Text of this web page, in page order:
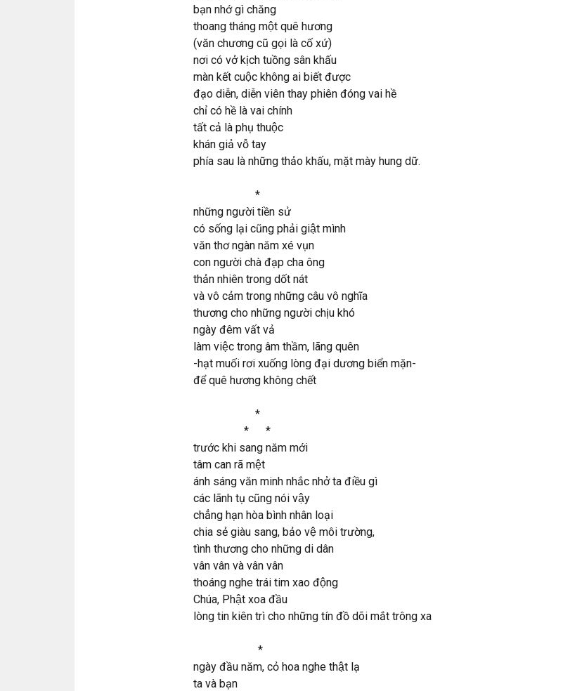
bạn nhớ gì chăng
thoang tháng một quê hương
(văn chương cũ gọi là cố xứ)
nơi có vở kịch tuồng sân khấu
màn kết cuộc không ai biết được
đạo diễn, diễn viên thay phiên đóng vai hề
chỉ có hề là vai chính
tất cả là phụ thuộc
khán giả vỗ tay
phía sau là những thảo khấu, mặt mày hung dữ.
*
những người tiền sử
có sống lại cũng phải giật mình
văn thơ ngàn năm xé vụn
con người chà đạp cha ông
thản nhiên trong dốt nát
và vô cảm trong những câu vô nghĩa
thương cho những người chịu khó
ngày đêm vất vả
làm việc trong âm thầm, lãng quên
-hạt muối rơi xuống lòng đại dương biển mặn-
để quê hương không chết
*
* *
trước khi sang năm mới
tâm can rã mệt
ánh sáng văn minh nhắc nhở ta điều gì
các lãnh tụ cũng nói vậy
chẳng hạn hòa bình nhân loại
chia sẻ giàu sang, bảo vệ môi trường,
tình thương cho những di dân
vân vân và vân vân
thoáng nghe trái tim xao động
Chúa, Phật xoa đầu
lòng tin kiên trì cho những tín đồ dõi mắt trông xa
*
ngày đầu năm, cỏ hoa nghe thật lạ
ta và bạn